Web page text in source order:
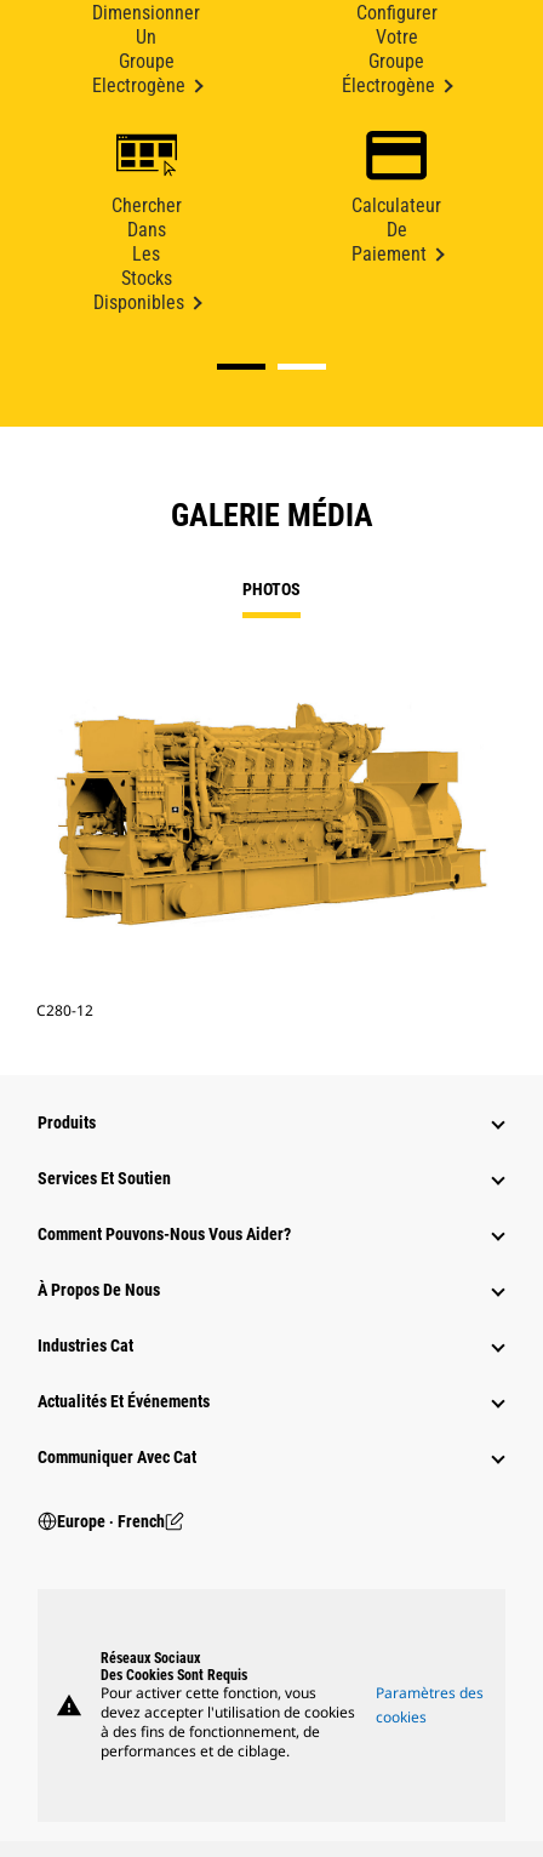
Dimensionner
Un
Groupe
Electrogène
Configurer
Votre
Groupe
Électrogène
Chercher
Dans
Les
Stocks
Disponibles
Calculateur
De
Paiement
GALERIE MÉDIA
PHOTOS
C280-12
Produits
Services Et Soutien
Comment Pouvons-Nous Vous Aider?
À Propos De Nous
Industries Cat
Actualités Et Événements
Communiquer Avec Cat
Europe ‧ French
warning
Réseaux Sociaux
Des Cookies Sont Requis
Pour activer cette fonction, vous
devez accepter l'utilisation de cookies
à des fins de fonctionnement, de
performances et de ciblage.
Paramètres des
cookies